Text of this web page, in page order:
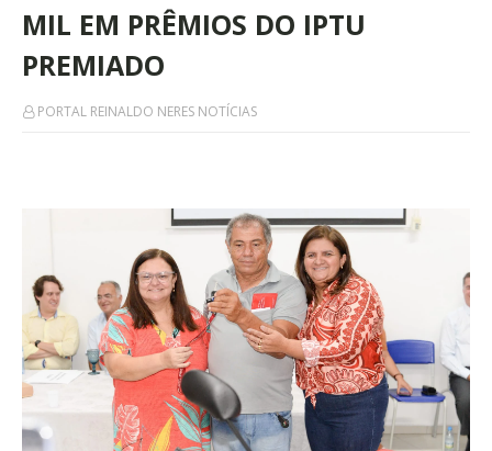
MIL EM PRÊMIOS DO IPTU
PREMIADO
PORTAL REINALDO NERES NOTÍCIAS